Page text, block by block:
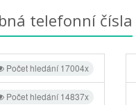
telefonní čísla
Počet hledání 17004x
Počet hledání 14837x